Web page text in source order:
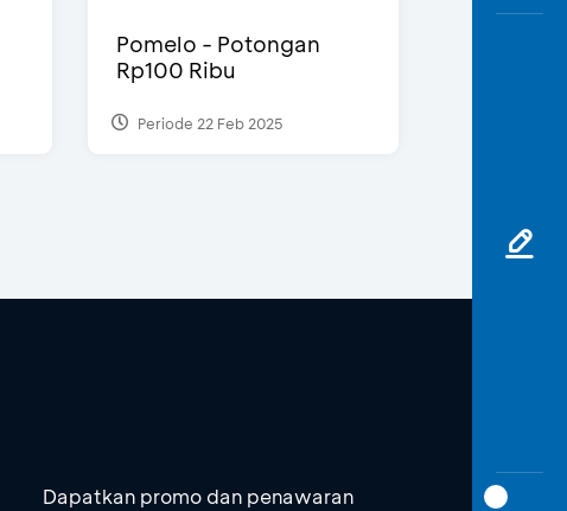
Pomelo - Potongan
Rp100 Ribu
Periode 22 Feb 2025
Dapatkan promo dan penawaran